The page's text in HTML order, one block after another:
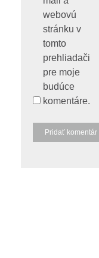
webovú
stránku v
tomto
prehliadači
pre moje
budúce
komentáre.